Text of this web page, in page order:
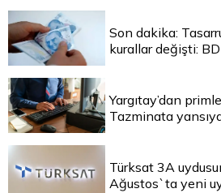
Son dakika:
kurallar değişti:
Yargıtay’dan
Tazminata
Türksat 3A
Ağustos`ta yeni